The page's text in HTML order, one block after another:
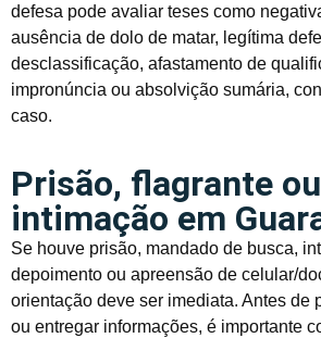
defesa pode avaliar teses como
ausência de dolo de matar, legítima
desclassificação, afastamento de
impronúncia ou absolvição sumária,
caso.
Prisão, flagrante ou
intimação em
Se houve prisão, mandado de busca,
depoimento ou apreensão de celular/
orientação deve ser imediata. Antes de
ou entregar informações, é importante